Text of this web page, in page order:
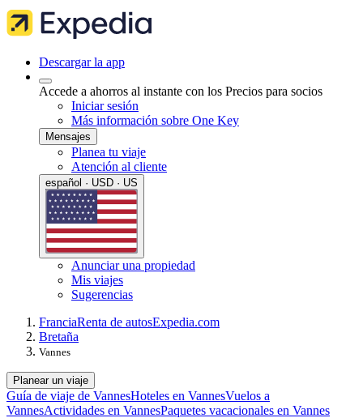
Descargar la app
Accede a ahorros al instante con los Precios para socios
Iniciar sesión
Más información sobre One Key
Mensajes
Planea tu viaje
Atención al cliente
español · USD · US
Anunciar una propiedad
Mis viajes
Sugerencias
FranciaRenta de autosExpedia.com
Bretaña
Vannes
Planear un viaje
Guía de viaje de VannesHoteles en VannesVuelos a
VannesActividades en VannesPaquetes vacacionales en Vannes